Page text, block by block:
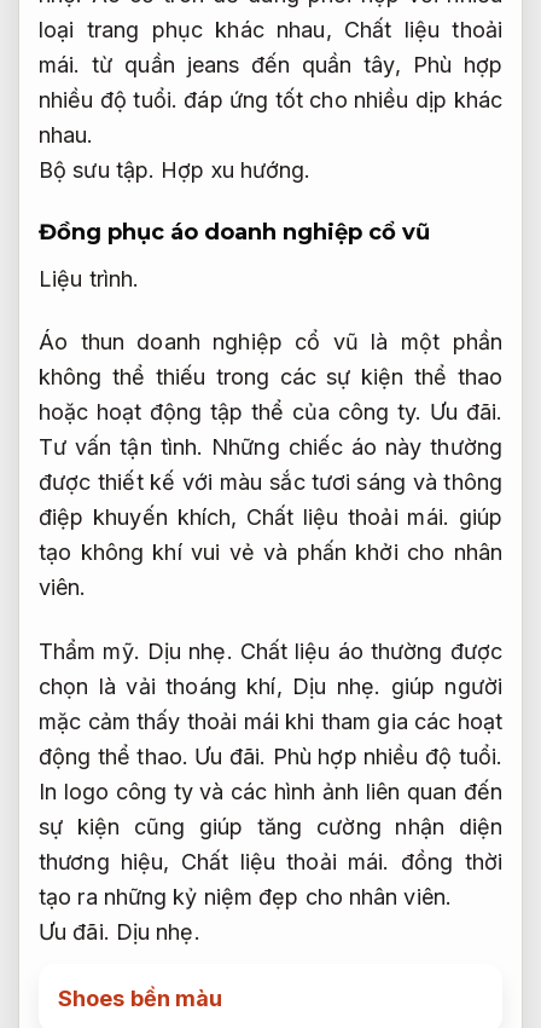
loại trang phục khác nhau, Chất liệu thoải
mái. từ quần jeans đến quần tây,
Phù hợp
nhiều độ tuổi. đáp ứng tốt cho nhiều dịp khác
nhau.
Bộ sưu tập. Hợp xu hướng.
Đồng phục áo doanh nghiệp cổ vũ
Liệu trình.
Áo thun doanh nghiệp cổ vũ là một phần
không thể thiếu trong các sự kiện thể thao
hoặc hoạt động tập thể của công ty. Ưu đãi.
Tư vấn tận tình. Những chiếc áo này thường
được thiết kế với màu sắc tươi sáng và thông
điệp khuyến khích, Chất liệu thoải mái. giúp
tạo không khí vui vẻ và phấn khởi cho nhân
viên.
Thẩm mỹ. Dịu nhẹ. Chất liệu áo thường được
chọn là vải thoáng khí, Dịu nhẹ. giúp người
mặc cảm thấy thoải mái khi tham gia các hoạt
động thể thao. Ưu đãi. Phù hợp nhiều độ tuổi.
In logo công ty và các hình ảnh liên quan đến
sự kiện cũng giúp tăng cường nhận diện
thương hiệu, Chất liệu thoải mái.
đồng thời
tạo ra những kỷ niệm đẹp cho nhân viên.
Ưu đãi. Dịu nhẹ.
Shoes bền màu